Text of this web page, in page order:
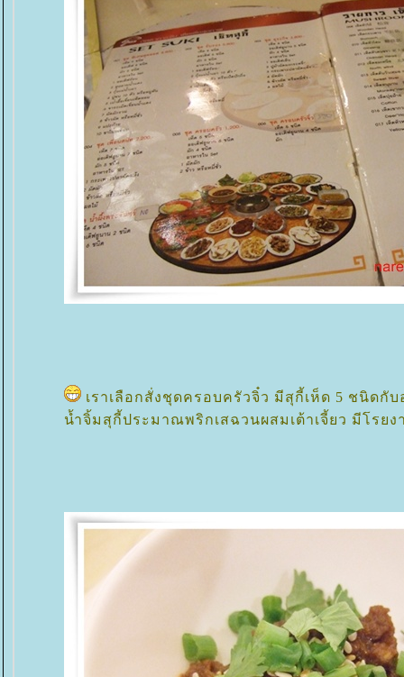
เราเลือกสั่งชุดครอบครัวจิ๋ว มีสุกี้เห็ด 5 ชนิดกั
น้ำจิ้มสุกี้ประมาณพริกเสฉวนผสมเต้าเจี้ยว มีโร